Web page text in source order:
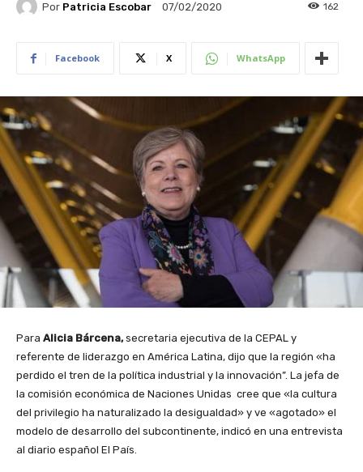
Por Patricia Escobar 07/02/2020 162
Facebook X WhatsApp
Para Alicia Bárcena,secretaria ejecutiva de la CEPAL y
referente de liderazgo en América Latina, dijo que la región «ha
perdido el tren de la política industrial y la innovación”. La jefa de
la comisión económica de Naciones Unidas cree que «la cultura
del privilegio ha naturalizado la desigualdad» y ve «agotado» el
modelo de desarrollo del subcontinente, indicó en una entrevista
al diario español El País.